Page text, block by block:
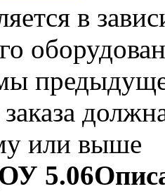
в
или выше
5.06